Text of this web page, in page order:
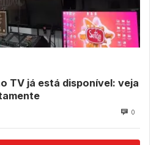
TV já está disponível: veja
0